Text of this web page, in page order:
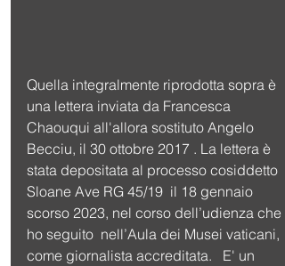
Quella integralmente riprodotta sopra è
una lettera inviata da Francesca
Chaouqui all'allora sostituto Angelo
Becciu, il 30 ottobre 2017 . La lettera è
stata depositata al processo cosiddetto
Sloane Ave RG 45/19  il 18 gennaio
scorso 2023, nel corso dell’udienza che
ho seguito  nell’Aula dei Musei vaticani,
come giornalista accreditata.   E' un